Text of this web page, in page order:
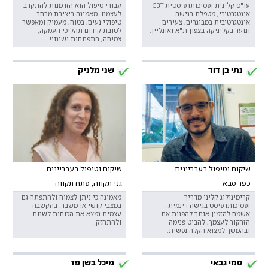
עו"ס קלינית ופסיכותרפיסטית CBT
אינטגרטיבי, מטפלת בגישה
אינטגרטיבית במבוגרים, צעירים
ונוער בקליניקה בצפון ת"א ואונליין.
עבורי טיפול הוא הזדמנות להתקרב
לעצמנו. מאמינה ביצירת מרחב
טיפולי נעים, בטוח, מעמיק ומאפשר
לטובת קידום תהליכי העמקה,
צמיחה, התפתחות ושינויי.
נתי בן דוד
שיקום וטיפול בעבריינים
כפר סבא
קרימינולוג קליני מדריך
ופסיכותרפיסט בגישה דינמית.
אשמח להזמין אותך להפנות את
הזרקור לעצמך, להביט פנימה
ובהמשך למצוא הקלה נפשית.
שני מלניק
שיקום וטיפול בעבריינים
גני תקווה, פתח תקווה
מאמינה כי ניתן לצמוח ולהתפתח גם
במצבי קושי או משבר. בהקשבה
עצמית נמצא את הכוחות לשנות
ולהתחזק.
סמי גבאי מיכל בשן פז